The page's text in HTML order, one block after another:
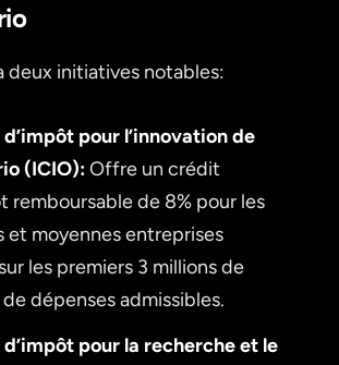
deux initiatives notables:
pour l’innovation de
(ICIO):Offre un crédit
remboursable de 8% pour les
et moyennes entreprises
les premiers 3 millions de
dépenses admissibles.
pour la recherche et le